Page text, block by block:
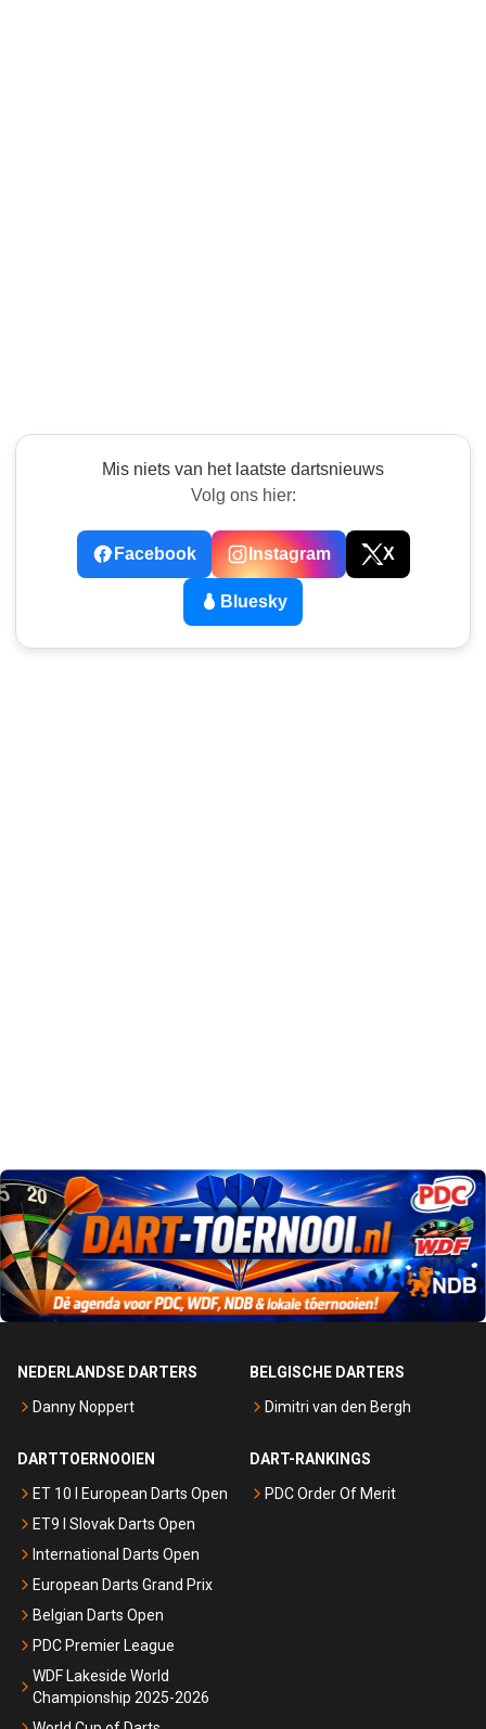
Mis niets van het laatste dartsnieuws
Volg ons hier:
Facebook Instagram X
Bluesky
NEDERLANDSE DARTERS
Danny Noppert
BELGISCHE DARTERS
Dimitri van den Bergh
DARTTOERNOOIEN
ET 10 I European Darts Open
ET9 I Slovak Darts Open
International Darts Open
European Darts Grand Prix
Belgian Darts Open
PDC Premier League
WDF Lakeside World
Championship 2025-2026
DART-RANKINGS
PDC Order Of Merit